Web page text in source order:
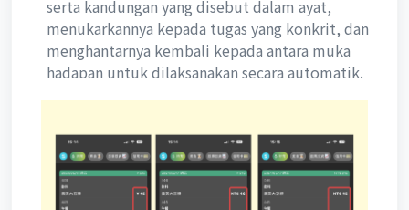
serta kandungan yang disebut dalam ayat,
menukarkannya kepada tugas yang konkrit, dan
menghantarnya kembali kepada antara muka
hadapan untuk dilaksanakan secara automatik.